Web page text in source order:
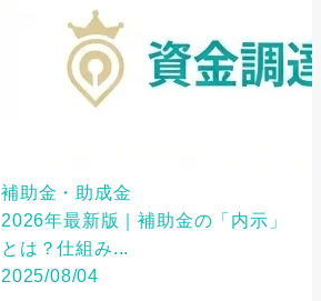
補助金・助成金
2026年最新版｜補助金の「内示」
とは？仕組み...
2025/08/04